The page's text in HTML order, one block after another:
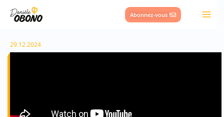
Abonnez-vous !
29.12.2024